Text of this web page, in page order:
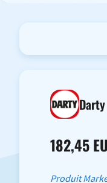
Darty
182,45
Produit